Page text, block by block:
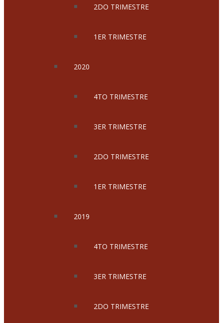
2DO TRIMESTRE
1ER TRIMESTRE
2020
4TO TRIMESTRE
3ER TRIMESTRE
2DO TRIMESTRE
1ER TRIMESTRE
2019
4TO TRIMESTRE
3ER TRIMESTRE
2DO TRIMESTRE